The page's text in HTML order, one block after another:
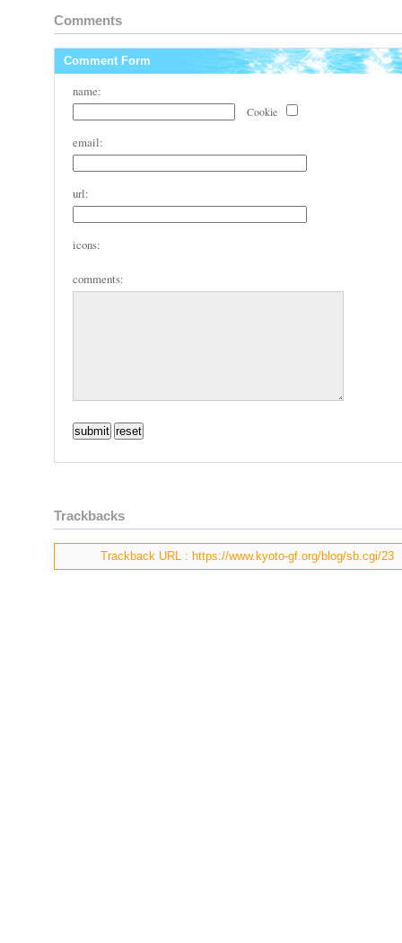
Comments
Comment Form
name:
Cookie
email:
url:
icons:
comments:
Trackbacks
Trackback URL : https://www.kyoto-gf.org/blog/sb.cgi/23